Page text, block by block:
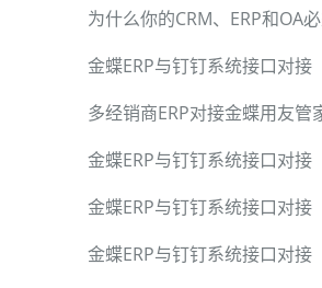
为什么你的CRM、ERP和OA必
金蝶ERP与钉钉系统接口对接
金蝶ERP与钉钉系统接口对接
金蝶ERP与钉钉系统接口对接
金蝶ERP与钉钉系统接口对接